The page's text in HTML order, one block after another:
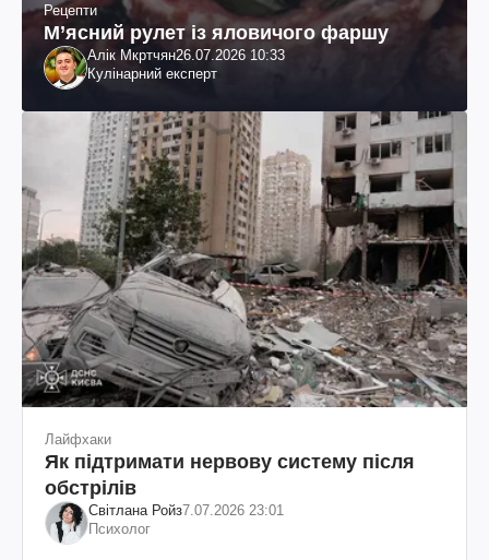
Рецепти
М’ясний рулет із яловичого фаршу
Алік Мкртчян26.07.2026 10:33
Кулінарний експерт
Лайфхаки
Як підтримати нервову систему після
обстрілів
Світлана Ройз7.07.2026 23:01
Психолог